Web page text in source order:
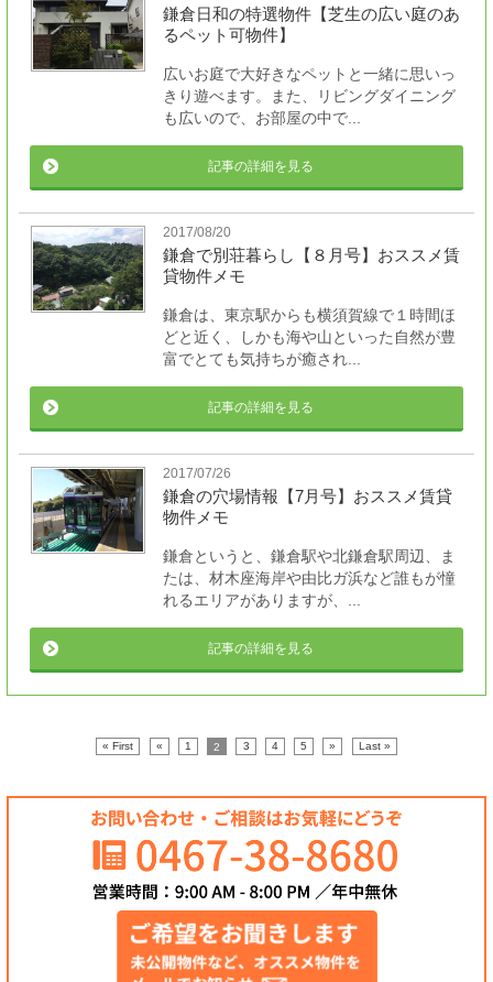
鎌倉日和の特選物件【芝生の広い庭のあ
るペット可物件】
広いお庭で大好きなペットと一緒に思いっ
きり遊べます。また、リビングダイニング
も広いので、お部屋の中で...
記事の詳細を見る
2017/08/20
鎌倉で別荘暮らし【８月号】おススメ賃
貸物件メモ
鎌倉は、東京駅からも横須賀線で１時間ほ
どと近く、しかも海や山といった自然が豊
富でとても気持ちが癒され...
記事の詳細を見る
2017/07/26
鎌倉の穴場情報【7月号】おススメ賃貸
物件メモ
鎌倉というと、鎌倉駅や北鎌倉駅周辺、ま
たは、材木座海岸や由比ガ浜など誰もが憧
れるエリアがありますが、...
記事の詳細を見る
« First « 1 2 3 4 5 » Last »